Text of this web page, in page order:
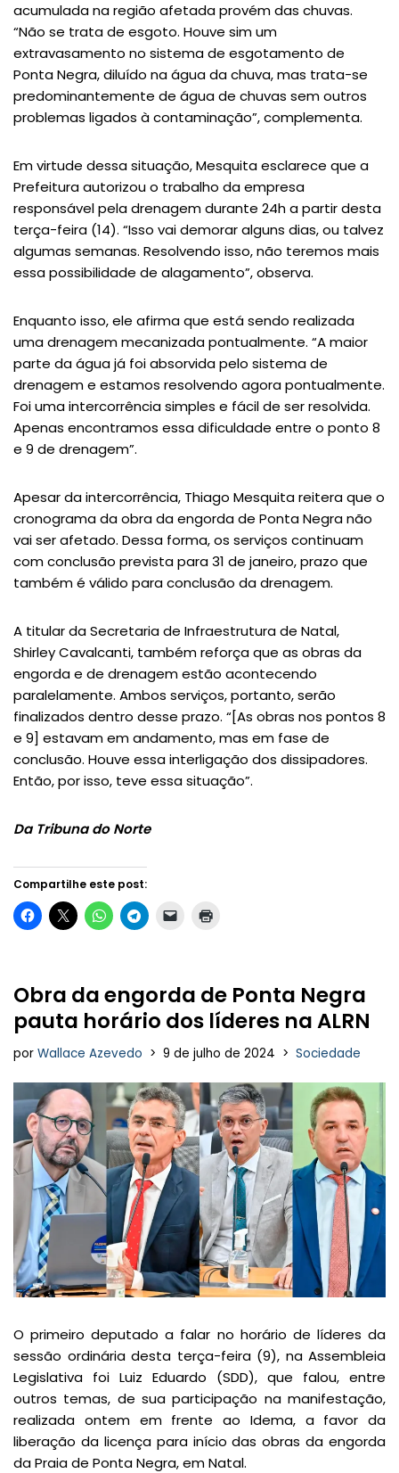
acumulada na região afetada provém das chuvas.
“Não se trata de esgoto. Houve sim um
extravasamento no sistema de esgotamento de
Ponta Negra, diluído na água da chuva, mas trata-se
predominantemente de água de chuvas sem outros
problemas ligados à contaminação”, complementa.
Em virtude dessa situação, Mesquita esclarece que a
Prefeitura autorizou o trabalho da empresa
responsável pela drenagem durante 24h a partir desta
terça-feira (14). “Isso vai demorar alguns dias, ou talvez
algumas semanas. Resolvendo isso, não teremos mais
essa possibilidade de alagamento”, observa.
Enquanto isso, ele afirma que está sendo realizada
uma drenagem mecanizada pontualmente. “A maior
parte da água já foi absorvida pelo sistema de
drenagem e estamos resolvendo agora pontualmente.
Foi uma intercorrência simples e fácil de ser resolvida.
Apenas encontramos essa dificuldade entre o ponto 8
e 9 de drenagem”.
Apesar da intercorrência, Thiago Mesquita reitera que o
cronograma da obra da engorda de Ponta Negra não
vai ser afetado. Dessa forma, os serviços continuam
com conclusão prevista para 31 de janeiro, prazo que
também é válido para conclusão da drenagem.
A titular da Secretaria de Infraestrutura de Natal,
Shirley Cavalcanti, também reforça que as obras da
engorda e de drenagem estão acontecendo
paralelamente. Ambos serviços, portanto, serão
finalizados dentro desse prazo. “[As obras nos pontos 8
e 9] estavam em andamento, mas em fase de
conclusão. Houve essa interligação dos dissipadores.
Então, por isso, teve essa situação”.
Da Tribuna do Norte
Compartilhe este post:
Obra da engorda de Ponta Negra
pauta horário dos líderes na ALRN
por Wallace Azevedo 9 de julho de 2024 Sociedade
O primeiro deputado a falar no horário de líderes da
sessão ordinária desta terça-feira (9), na Assembleia
Legislativa foi Luiz Eduardo (SDD), que falou, entre
outros temas, de sua participação na manifestação,
realizada ontem em frente ao Idema, a favor da
liberação da licença para início das obras da engorda
da Praia de Ponta Negra, em Natal.